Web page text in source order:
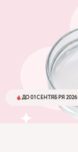
ДО 01 СЕНТЯБРЯ 2026